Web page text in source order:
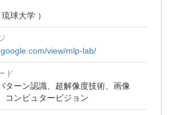
球大学 ）
view/mlp-lab/
ド
ターン認識、超解像度技術、画像
コンピュタービジョン